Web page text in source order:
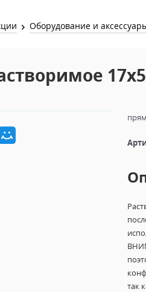
Оборудование и
так